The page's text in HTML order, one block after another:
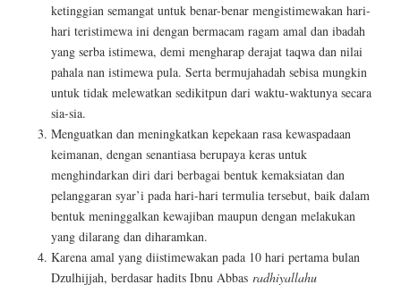
ketinggian semangat untuk benar-benar mengistimewakan hari-
hari teristimewa ini dengan bermacam ragam amal dan ibadah
yang serba istimewa, demi mengharap derajat taqwa dan nilai
pahala nan istimewa pula. Serta bermujahadah sebisa mungkin
untuk tidak melewatkan sedikitpun dari waktu-waktunya secara
sia-sia.
Menguatkan dan meningkatkan kepekaan rasa kewaspadaan
keimanan, dengan senantiasa berupaya keras untuk
menghindarkan diri dari berbagai bentuk kemaksiatan dan
pelanggaran syar’i pada hari-hari termulia tersebut, baik dalam
bentuk meninggalkan kewajiban maupun dengan melakukan
yang dilarang dan diharamkan.
Karena amal yang diistimewakan pada 10 hari pertama bulan
Dzulhijjah, berdasar hadits Ibnu Abbas radhiyallahu